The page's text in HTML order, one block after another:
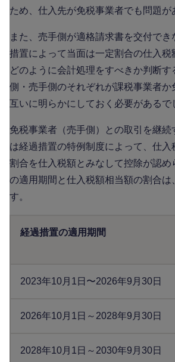
ため、仕入先が免税事業者でも問題が
また、売手側が適格請求書を交付でき
措置によって当面は一定割合の仕入税
どのように会計処理をすべきか判断
側・売手側のそれぞれが課税事業者か
互いに明らかにしておく必要があるで
免税事業者（売手側）との取引を継続
は経過措置の特例制度によって、仕入
割合を仕入税額とみなして控除が認め
の適用期間と仕入税額相当額の割合は
す。
経過措置の適用期間
2023年10月1日〜2026年9月30日
2026年10月1日～2028年9月30日
2028年10月1日～2030年9月30日